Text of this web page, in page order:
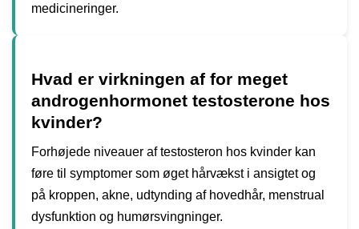
medicineringer.
Hvad er virkningen af for meget
androgenhormonet testosterone hos
kvinder?
Forhøjede niveauer af testosteron hos kvinder kan
føre til symptomer som øget hårvækst i ansigtet og
på kroppen, akne, udtynding af hovedhår, menstrual
dysfunktion og humørsvingninger.